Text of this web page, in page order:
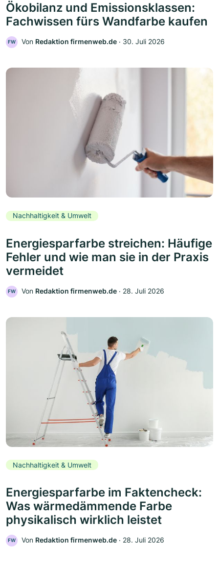
Ökobilanz und Emissionsklassen:
Fachwissen fürs Wandfarbe kaufen
FW Von Redaktion firmenweb.de ‧ 30. Juli 2026
Nachhaltigkeit & Umwelt
Energiesparfarbe streichen: Häufige
Fehler und wie man sie in der Praxis
vermeidet
FW Von Redaktion firmenweb.de ‧ 28. Juli 2026
Nachhaltigkeit & Umwelt
Energiesparfarbe im Faktencheck:
Was wärmedämmende Farbe
physikalisch wirklich leistet
FW Von Redaktion firmenweb.de ‧ 28. Juli 2026